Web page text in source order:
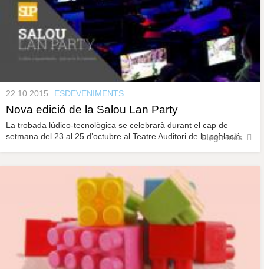
22.10.2015 ESDEVENIMENTS
Nova edició de la Salou Lan Party
La trobada lúdico-tecnològica se celebrarà durant el cap de
setmana del 23 al 25 d’octubre al Teatre Auditori de la població.
Llegir més